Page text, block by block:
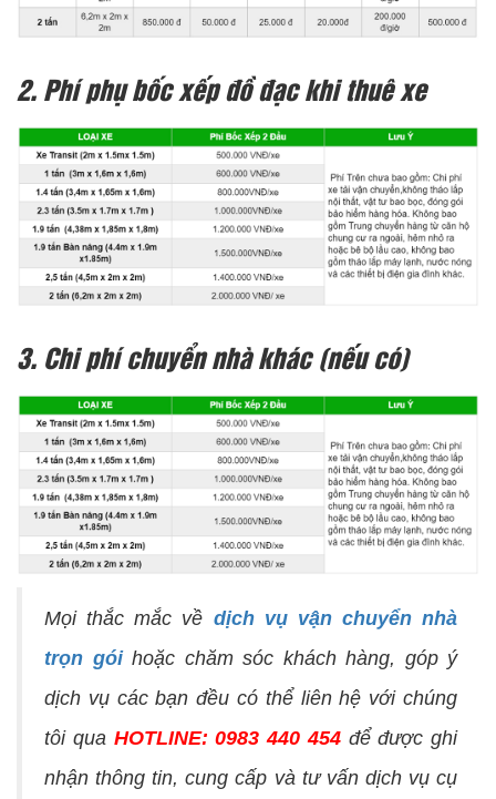
2. Phí phụ bốc xếp đồ đạc khi thuê xe
3. Chi phí chuyển nhà khác (nếu có)
Mọi thắc mắc về dịch vụ vận chuyển nhà
trọn góihoặc chăm sóc khách hàng, góp ý
dịch vụ các bạn đều có thể liên hệ với chúng
tôi qua HOTLINE: 0983 440 454để được ghi
nhận thông tin, cung cấp và tư vấn dịch vụ cụ